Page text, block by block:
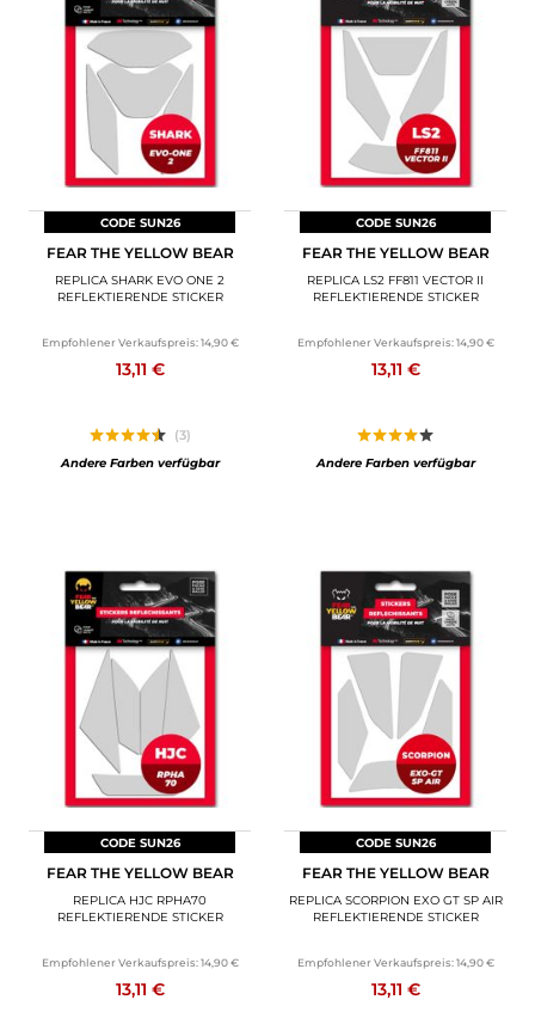
CODE SUN26
FEAR THE YELLOW BEAR
REPLICA SHARK EVO ONE 2
REFLEKTIERENDE STICKER
Empfohlener Verkaufspreis: 14,90 €
13,11 €
(3)
Andere Farben verfügbar
CODE SUN26
FEAR THE YELLOW BEAR
REPLICA LS2 FF811 VECTOR II
REFLEKTIERENDE STICKER
Empfohlener Verkaufspreis: 14,90 €
13,11 €
Andere Farben verfügbar
CODE SUN26
FEAR THE YELLOW BEAR
REPLICA HJC RPHA70
REFLEKTIERENDE STICKER
Empfohlener Verkaufspreis: 14,90 €
13,11 €
CODE SUN26
FEAR THE YELLOW BEAR
REPLICA SCORPION EXO GT SP AIR
REFLEKTIERENDE STICKER
Empfohlener Verkaufspreis: 14,90 €
13,11 €